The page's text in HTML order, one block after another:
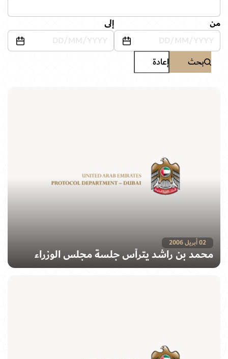
من إلى
بحث إعادة
02 أبريل 2006
محمد بن راشد يترأس جلسة مجلس الوزراء